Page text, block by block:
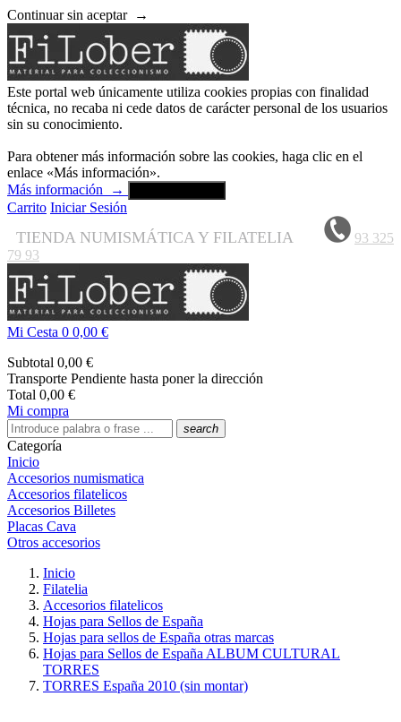
Continuar sin aceptar →
Este portal web únicamente utiliza cookies propias con finalidad
técnica, no recaba ni cede datos de carácter personal de los usuarios
sin su conocimiento.
Para obtener más información sobre las cookies, haga clic en el
enlace «Más información».
Más información
→
Carrito Iniciar Sesión
TIENDA NUMISMÁTICA Y FILATELIA
93 325
79 93
Mi Cesta 0 0,00 €
Subtotal 0,00 €
Transporte Pendiente hasta poner la dirección
Total 0,00 €
Mi compra
search
Categoría
Inicio
Accesorios numismatica
Accesorios filatelicos
Accesorios Billetes
Placas Cava
Otros accesorios
Inicio
Filatelia
Accesorios filatelicos
Hojas para Sellos de España
Hojas para sellos de España otras marcas
Hojas para Sellos de España ALBUM CULTURAL
TORRES
TORRES España 2010 (sin montar)